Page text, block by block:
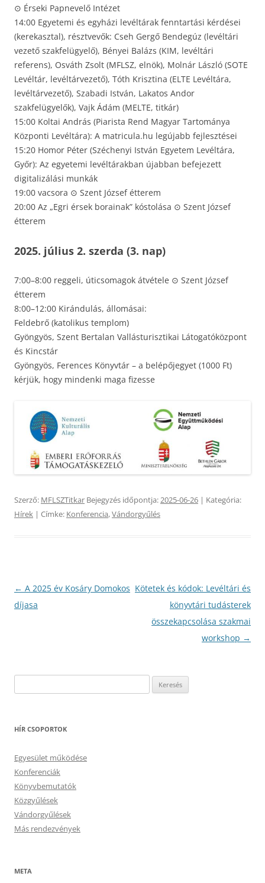
⊙ Érseki Papnevelő Intézet
14:00 Egyetemi és egyházi levéltárak fenntartási kérdései
(kerekasztal), résztvevők: Cseh Gergő Bendegúz (levéltári
vezető szakfelügyelő), Bényei Balázs (KIM, levéltári
referens), Osváth Zsolt (MFLSZ, elnök), Molnár László (SOTE
Levéltár, levéltárvezető), Tóth Krisztina (ELTE Levéltára,
levéltárvezető), Szabadi István, Lakatos Andor
szakfelügyelők), Vajk Ádám (MELTE, titkár)
15:00 Koltai András (Piarista Rend Magyar Tartománya
Központi Levéltára): A matricula.hu legújabb fejlesztései
15:20 Homor Péter (Széchenyi István Egyetem Levéltára,
Győr): Az egyetemi levéltárakban újabban befejezett
digitalizálási munkák
19:00 vacsora ⊙ Szent József étterem
20:00 Az „Egri érsek borainak” kóstolása ⊙ Szent József
étterem
2025. július 2. szerda (3. nap)
7:00–8:00 reggeli, úticsomagok átvétele ⊙ Szent József
étterem
8:00–12:00 Kirándulás, állomásai:
Feldebrő (katolikus templom)
Gyöngyös, Szent Bertalan Vallásturisztikai Látogatóközpont
és Kincstár
Gyöngyös, Ferences Könyvtár – a belépőjegyet (1000 Ft)
kérjük, hogy mindenki maga fizesse
Szerző: MFLSZTitkar Bejegyzés időpontja: 2025-06-26 | Kategória:
Hírek | Címke: Konferencia,Vándorgyűlés
Bejegyzés
navigáció
← A 2025 év Kosáry Domokos
díjasa
Kötetek és kódok: Levéltári és
könyvtári tudásterek
összekapcsolása szakmai
workshop →
HÍR CSOPORTOK
Egyesület működése
Konferenciák
Könyvbemutatók
Közgyűlések
Vándorgyűlések
Más rendezvények
META